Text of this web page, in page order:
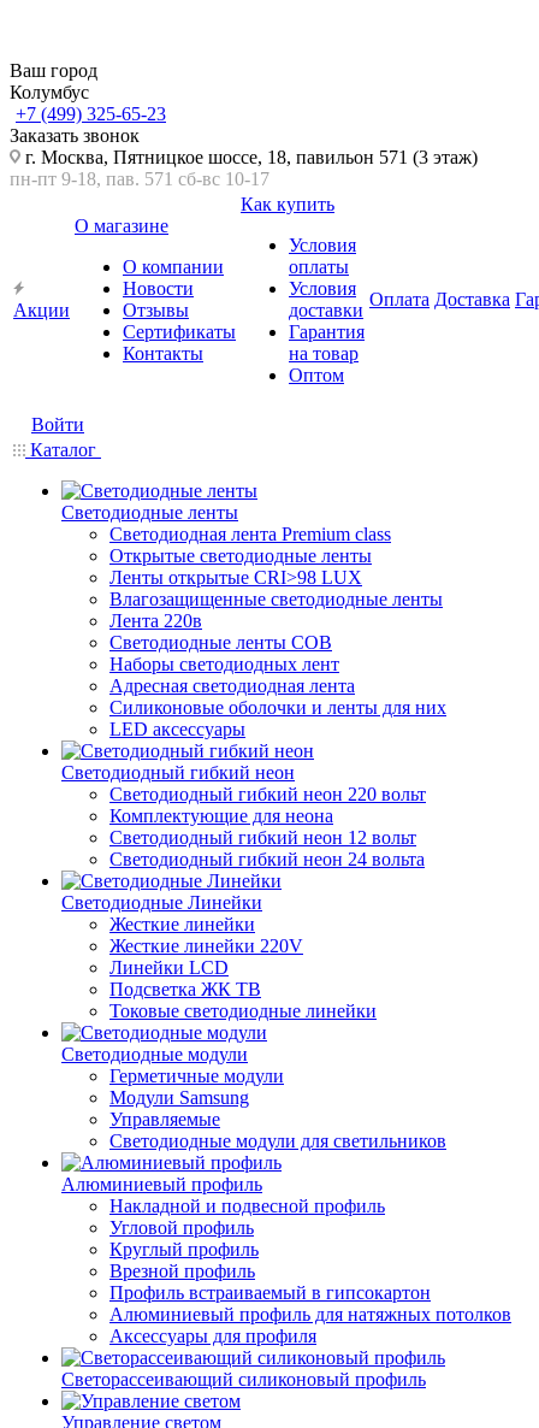
Ваш город
Колумбус
+7 (499) 325-65-23
Заказать звонок
г. Москва, Пятницкое шоссе, 18, павильон 571 (3 этаж)
пн-пт 9-18, пав. 571 сб-вс 10-17
Акции
О магазине
О компании
Новости
Отзывы
Сертификаты
Контакты
Как купить
Условия
оплаты
Условия
доставки
Гарантия
на товар
Оптом
Оплата Доставка
Войти
Каталог
Светодиодные ленты
Светодиодная лента Premium class
Открытые светодиодные ленты
Ленты открытые CRI>98 LUX
Влагозащищенные светодиодные ленты
Лента 220в
Светодиодные ленты COB
Наборы светодиодных лент
Адресная светодиодная лента
Силиконовые оболочки и ленты для них
LED аксессуары
Светодиодный гибкий неон
Светодиодный гибкий неон 220 вольт
Комплектующие для неона
Светодиодный гибкий неон 12 вольт
Светодиодный гибкий неон 24 вольта
Светодиодные Линейки
Жесткие линейки
Жесткие линейки 220V
Линейки LCD
Подсветка ЖК ТВ
Токовые светодиодные линейки
Светодиодные модули
Герметичные модули
Модули Samsung
Управляемые
Светодиодные модули для светильников
Алюминиевый профиль
Накладной и подвесной профиль
Угловой профиль
Круглый профиль
Врезной профиль
Профиль встраиваемый в гипсокартон
Алюминиевый профиль для натяжных потолков
Аксессуары для профиля
Светорассеивающий силиконовый профиль
Управление светом